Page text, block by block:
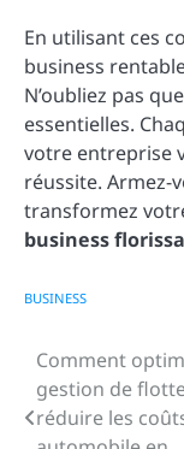
En utilisant ces
business
N’oubliez pas
essentielles.
votre entreprise
réussite. Armez-
transformez
business
BUSINESS
de
Comment
gestion de
réduire les